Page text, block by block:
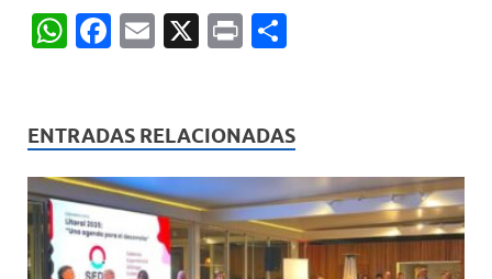
W
s
A
p
p
F
b
o
o
k
E
X
P
p
ar
ti
r
ENTRADAS RELACIONADAS